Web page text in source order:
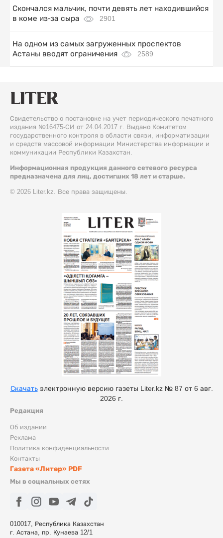
Скончался мальчик, почти девять лет находившийся
в коме из-за сыра
2901
На одном из самых загруженных проспектов
Астаны вводят ограничения
2589
Свидетельство о постановке на учет периодического печатного
издания №16475-СИ от 24.04.2017 г. Выдано Комитетом
государственного контроля в области связи, информатизации
и средств массовой информации Министерства информации и
коммуникации Республики Казахстан.
Информационная продукция данного сетевого ресурса
предназначена для лиц, достигших 18 лет и старше.
© 2026 Liter.kz. Все права защищены.
Редакция
Об издании
Реклама
Политика конфиденциальности
Контакты
Газета «Литер» PDF
Мы в социальных сетях
010017, Республика Казахстан
г. Астана, пр. Кунаева 12/1
Скачатьэлектронную версию газеты Liter.kz № 87 от 6 авг.
2026 г.